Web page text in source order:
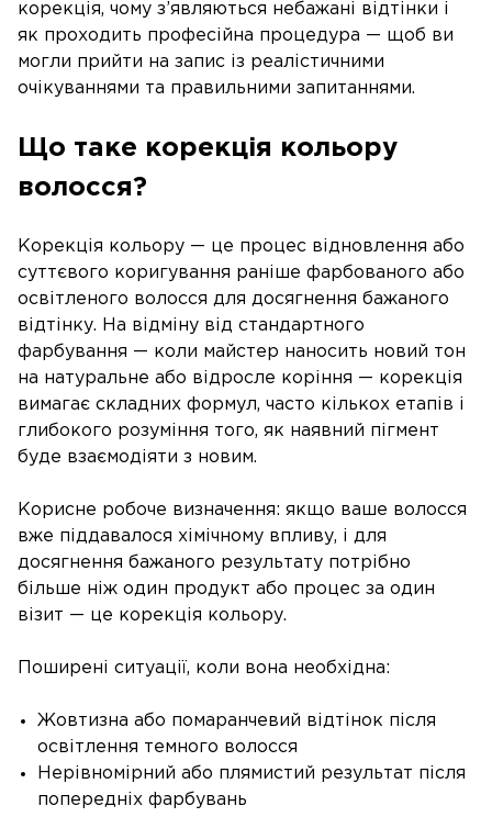
корекція, чому з’являються небажані відтінки і
як проходить професійна процедура — щоб ви
могли прийти на запис із реалістичними
очікуваннями та правильними запитаннями.
Що таке корекція кольору
волосся?
Корекція кольору — це процес відновлення або
суттєвого коригування раніше фарбованого або
освітленого волосся для досягнення бажаного
відтінку. На відміну від стандартного
фарбування — коли майстер наносить новий тон
на натуральне або відросле коріння — корекція
вимагає складних формул, часто кількох етапів і
глибокого розуміння того, як наявний пігмент
буде взаємодіяти з новим.
Корисне робоче визначення: якщо ваше волосся
вже піддавалося хімічному впливу, і для
досягнення бажаного результату потрібно
більше ніж один продукт або процес за один
візит — це корекція кольору.
Поширені ситуації, коли вона необхідна:
Жовтизна або помаранчевий відтінок після
освітлення темного волосся
Нерівномірний або плямистий результат після
попередніх фарбувань